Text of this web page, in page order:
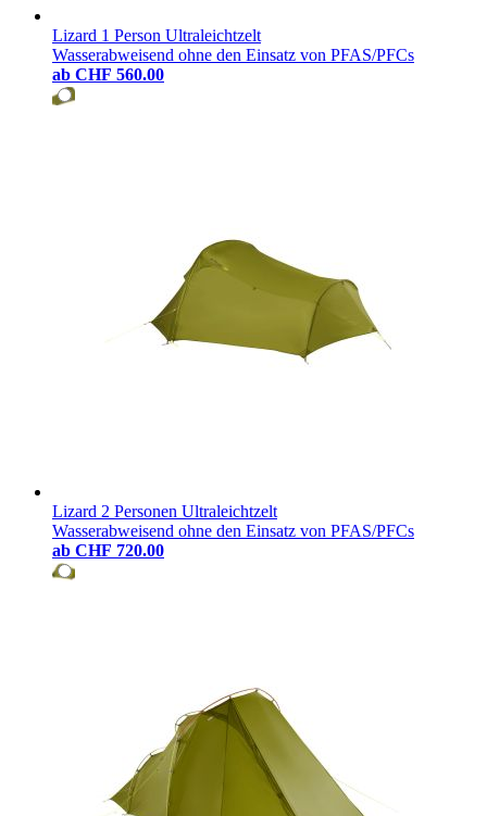
Lizard 1 Person Ultraleichtzelt
Wasserabweisend ohne den Einsatz von PFAS/PFCs
ab CHF 560.00
Lizard 2 Personen Ultraleichtzelt
Wasserabweisend ohne den Einsatz von PFAS/PFCs
ab CHF 720.00